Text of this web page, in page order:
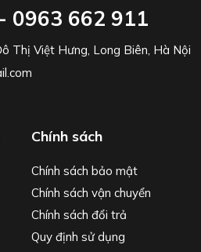
0963 662 911
Thị Việt Hưng, Long Biên, Hà Nội
Chính sách
Chính sách bảo mật
Chính sách vận chuyển
Chính sách đổi trả
Quy định sử dụng